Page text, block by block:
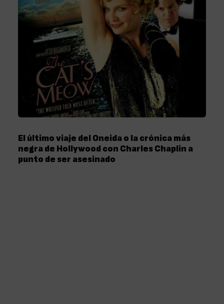
El último viaje del Oneida o la crónica más
negra de Hollywood con Charles Chaplin a
punto de ser asesinado